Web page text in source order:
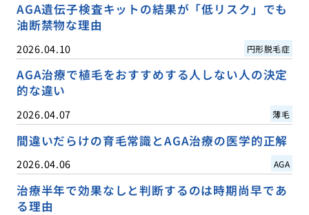
AGA遺伝子検査キットの結果が「低リスク」でも
油断禁物な理由
2026.04.10 円形脱毛症
AGA治療で植毛をおすすめする人しない人の決定
的な違い
2026.04.07 薄毛
間違いだらけの育毛常識とAGA治療の医学的正解
2026.04.06 AGA
治療半年で効果なしと判断するのは時期尚早であ
る理由